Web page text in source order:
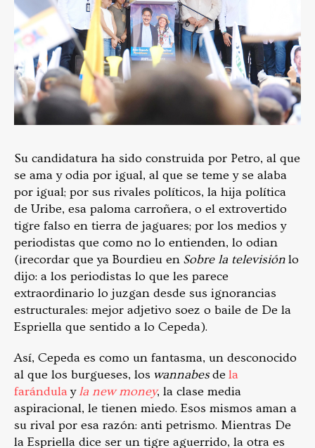
Su candidatura ha sido construida por Petro, al que
se ama y odia por igual, al que se teme y se alaba
por igual; por sus rivales políticos, la hija política
de Uribe, esa paloma carroñera, o el extrovertido
tigre falso en tierra de jaguares; por los medios y
periodistas que como no lo entienden, lo odian
(¡recordar que ya Bourdieu en Sobre la televisiónlo
dijo: a los periodistas lo que les parece
extraordinario lo juzgan desde sus ignorancias
estructurales: mejor adjetivo soez o baile de De la
Espriella que sentido a lo Cepeda).
Así, Cepeda es como un fantasma, un desconocido
al que los burgueses, los wannabesdela
farándulayla new money, la clase media
aspiracional, le tienen miedo. Esos mismos aman a
su rival por esa razón: anti petrismo. Mientras De
la Espriella dice ser un tigre aguerrido, la otra es